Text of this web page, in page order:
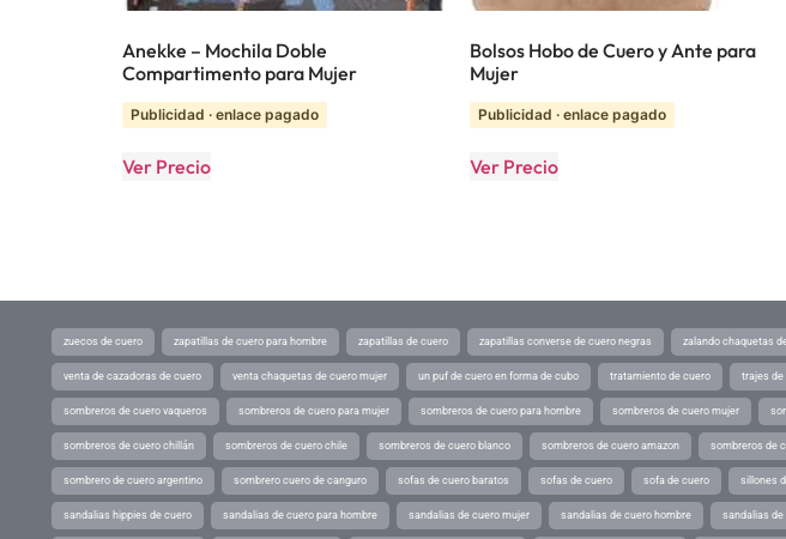
Anekke – Mochila Doble
Compartimento para Mujer
Publicidad · enlace pagado
Ver Precio
Bolsos Hobo de Cuero y Ante para
Mujer
Publicidad · enlace pagado
Ver Precio
zuecos de cuero zapatillas de cuero para hombre zapatillas de cuero zapatillas converse de cuero negras zalando chaquetas
venta de cazadoras de cuero venta chaquetas de cuero mujer un puf de cuero en forma de cubo tratamiento de cuero trajes de
sombreros de cuero vaqueros sombreros de cuero para mujer sombreros de cuero para hombre sombreros de cuero mujer
sombreros de cuero chillán sombreros de cuero chile sombreros de cuero blanco sombreros de cuero amazon sombreros de
sombrero de cuero argentino sombrero cuero de canguro sofas de cuero baratos sofas de cuero sofa de cuero sillones
sandalias hippies de cuero sandalias de cuero para hombre sandalias de cuero mujer sandalias de cuero hombre sandalias de